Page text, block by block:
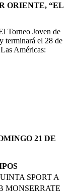
ORIENTE, “EL
Torneo Joven de
terminará el 28 de
Américas:
21 DE
SPORT A
MONSERRATE